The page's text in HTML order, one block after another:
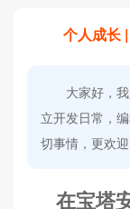
个人成长
大家好，
立开发日常，
切事情，更欢
在宝塔